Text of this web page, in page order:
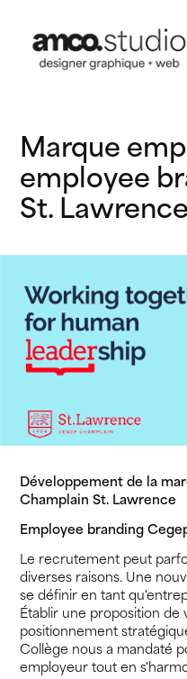
Marque
employee
St. Lawrence
Développement de la
Champlain St. Lawrence
Employee branding
Le recrutement peut
diverses raisons. Une
se définir en tant
Établir une proposition de
positionnement
Collège nous a mandaté
employeur tout en